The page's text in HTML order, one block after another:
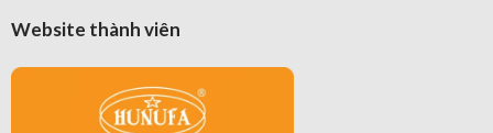
Website thành viên